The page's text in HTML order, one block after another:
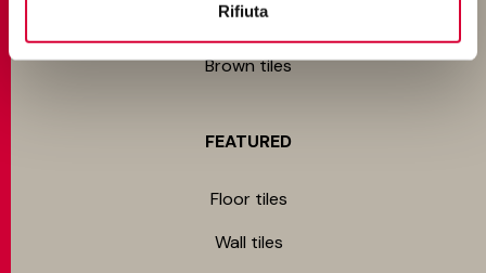
Rifiuta
Black tiles
Brown tiles
FEATURED
Floor tiles
Wall tiles